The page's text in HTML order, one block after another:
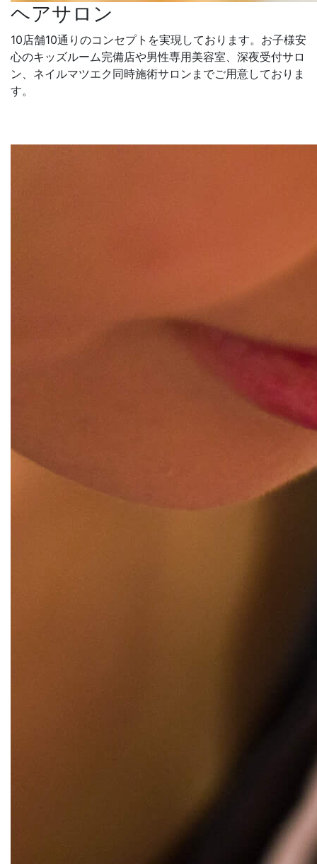
ヘアサロン
10店舗10通りのコンセプトを実現しております。お子様安
心のキッズルーム完備店や男性専用美容室、深夜受付サロ
ン、ネイルマツエク同時施術サロンまでご用意しておりま
す。